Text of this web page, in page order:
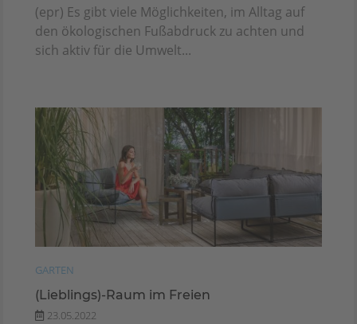
(epr) Es gibt viele Möglichkeiten, im Alltag auf
den ökologischen Fußabdruck zu achten und
sich aktiv für die Umwelt...
GARTEN
(Lieblings)-Raum im Freien
23.05.2022